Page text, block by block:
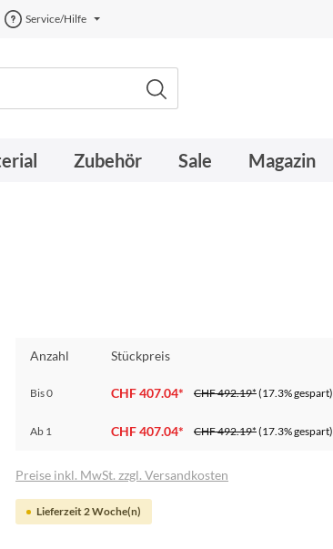
Service/Hilfe
Zubehör Sale Magazin
Anzahl Stückpreis
Bis0 CHF 407.04* CHF 492.19*(17.3% gespart)
Ab 1 CHF 407.04* CHF 492.19*(17.3% gespart)
Preise inkl. MwSt. zzgl. Versandkosten
Lieferzeit 2 Woche(n)